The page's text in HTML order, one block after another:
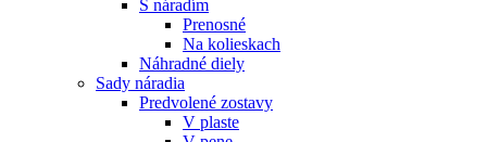
S náradím
Prenosné
Na kolieskach
Náhradné diely
Sady náradia
Predvolené zostavy
V plaste